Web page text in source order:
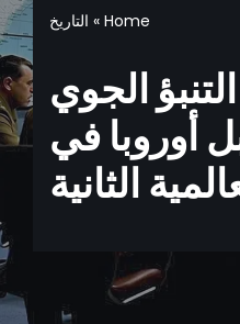
Home
» التاريخ
الجوي
أوروبا في
الثانية